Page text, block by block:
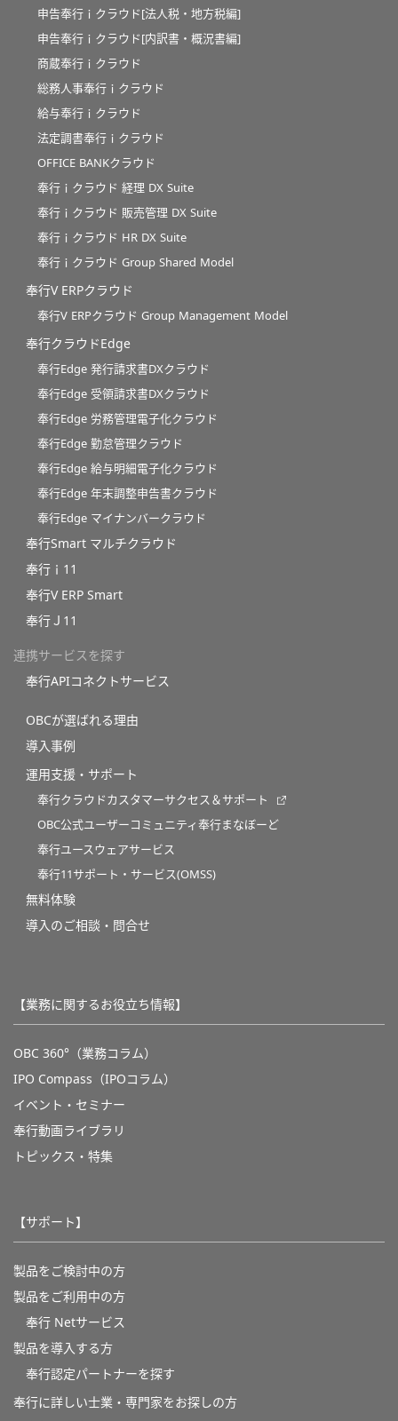
申告奉行ｉクラウド[法人税・地方税編]
申告奉行ｉクラウド[内訳書・概況書編]
商蔵奉行ｉクラウド
総務人事奉行ｉクラウド
給与奉行ｉクラウド
法定調書奉行ｉクラウド
OFFICE BANKクラウド
奉行ｉクラウド 経理 DX Suite
奉行ｉクラウド 販売管理 DX Suite
奉行ｉクラウド HR DX Suite
奉行ｉクラウド Group Shared Model
奉行V ERPクラウド
奉行V ERPクラウド Group Management Model
奉行クラウドEdge
奉行Edge 発行請求書DXクラウド
奉行Edge 受領請求書DXクラウド
奉行Edge 労務管理電子化クラウド
奉行Edge 勤怠管理クラウド
奉行Edge 給与明細電子化クラウド
奉行Edge 年末調整申告書クラウド
奉行Edge マイナンバークラウド
奉行Smart マルチクラウド
奉行ｉ11
奉行V ERP Smart
奉行Ｊ11
連携サービスを探す
奉行APIコネクトサービス
OBCが選ばれる理由
導入事例
運用支援・サポート
奉行クラウドカスタマーサクセス＆サポート
OBC公式ユーザーコミュニティ奉行まなぼーど
奉行ユースウェアサービス
奉行11サポート・サービス(OMSS)
無料体験
導入のご相談・問合せ
【業務に関するお役立ち情報】
OBC 360°（業務コラム）
IPO Compass（IPOコラム）
イベント・セミナー
奉行動画ライブラリ
トピックス・特集
【サポート】
製品をご検討中の方
製品をご利用中の方
奉行 Netサービス
製品を導入する方
奉行認定パートナーを探す
奉行に詳しい士業・専門家をお探しの方